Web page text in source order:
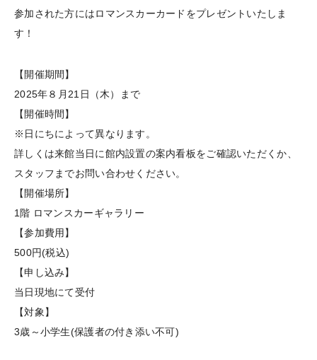
参加された方にはロマンスカーカードをプレゼントいたしま
す！
【開催期間】
2025年８月21日（木）まで
【開催時間】
※日にちによって異なります。
詳しくは来館当日に館内設置の案内看板をご確認いただくか、
スタッフまでお問い合わせください。
【開催場所】
1階 ロマンスカーギャラリー
【参加費用】
500円(税込)
【申し込み】
当日現地にて受付
【対象】
3歳～小学生(保護者の付き添い不可)